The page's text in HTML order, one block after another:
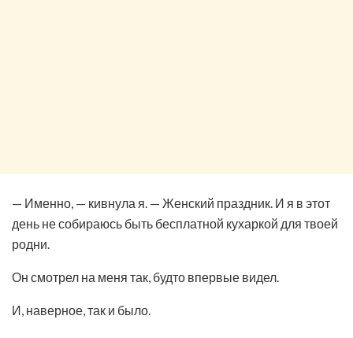
— Именно, — кивнула я. — Женский праздник. И я в этот
день не собираюсь быть бесплатной кухаркой для твоей
родни.
Он смотрел на меня так, будто впервые видел.
И, наверное, так и было.